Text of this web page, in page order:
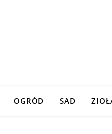
OGRÓD SAD